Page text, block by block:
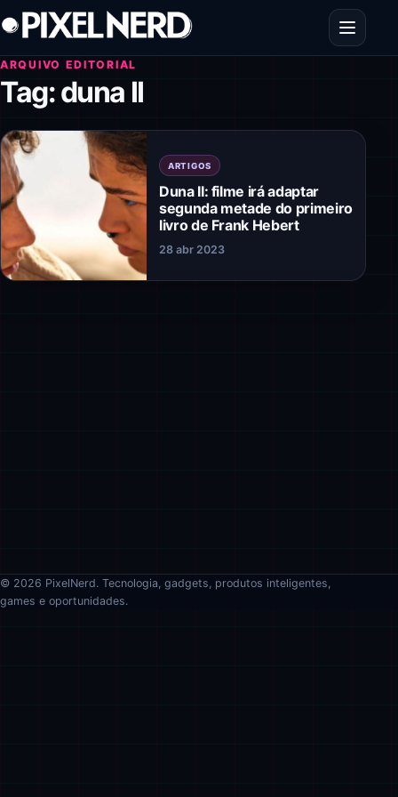
Pular para o conteúdo
Abrir
ARQUIVO EDITORIAL
Tag:duna II
ARTIGOS
Duna II: filme irá adaptar
segunda metade do primeiro
livro de Frank Hebert
28 abr 2023
© 2026 PixelNerd. Tecnologia, gadgets, produtos inteligentes,
games e oportunidades.